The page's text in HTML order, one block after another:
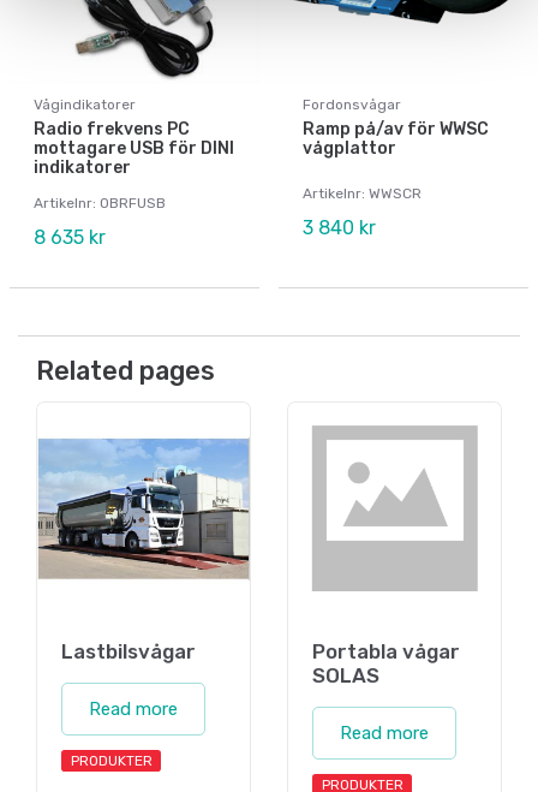
Vågindikatorer
Radio frekvens PC
mottagare USB för DINI
indikatorer
Artikelnr: OBRFUSB
8 635 kr
Fordonsvågar
Ramp på/av för WWSC
vågplattor
Artikelnr: WWSCR
3 840 kr
Related pages
Lastbilsvågar
Read more
PRODUKTER
Portabla vågar
SOLAS
Read more
PRODUKTER